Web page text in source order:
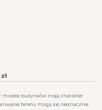
modele budynków mają charakter
terenu mogą się nieznacznie